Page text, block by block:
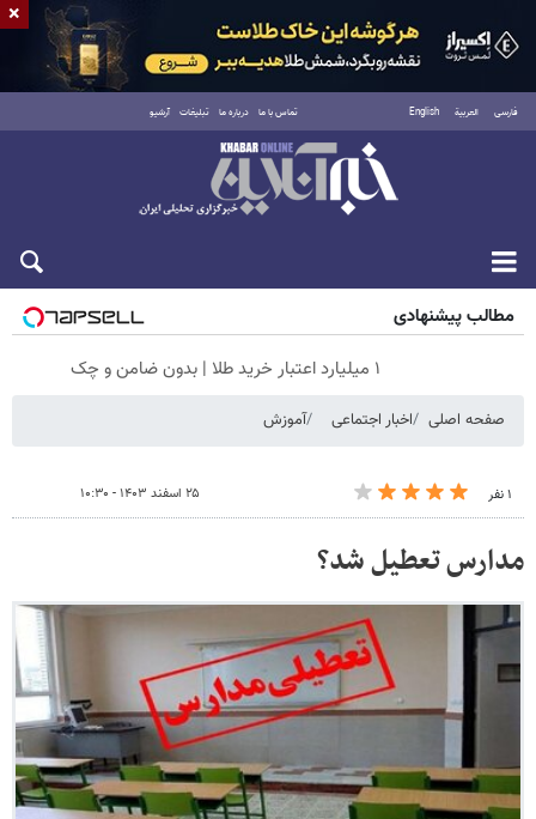
فارسی العربية English تماس با ما درباره ما تبلیغات آرشیو
جمعه ۱۶ مرداد ۱۴۰۵
مطالب پیشنهادی
۱ میلیارد اعتبار خرید طلا | بدون ضامن و چک
صفحه اصلی اخبار اجتماعی آموزش
۱ نفر ۲۵ اسفند ۱۴۰۳ - ۱۰:۳۰
مدارس تعطیل شد؟
×